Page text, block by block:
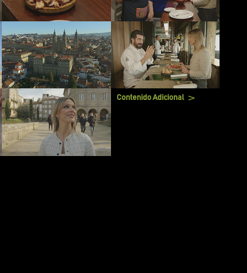
Contenido Adicional V